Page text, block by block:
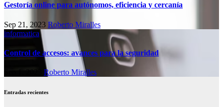
Gestoría online para autónomos, eficiencia y cercanía
Sep 21, 2023 Roberto Miralles
informatica
Control de accesos: avances para la seguridad
Roberto Miralles
Entradas recientes